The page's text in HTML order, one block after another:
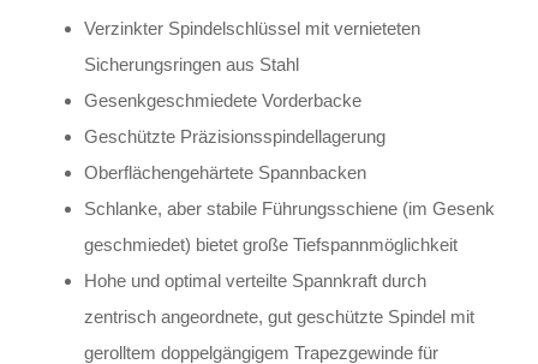
Verzinkter Spindelschlüssel mit vernieteten
Sicherungsringen aus Stahl
Gesenkgeschmiedete Vorderbacke
Geschützte Präzisionsspindellagerung
Oberflächengehärtete Spannbacken
Schlanke, aber stabile Führungsschiene (im Gesenk
geschmiedet) bietet große Tiefspannmöglichkeit
Hohe und optimal verteilte Spannkraft durch
zentrisch angeordnete, gut geschützte Spindel mit
gerolltem doppelgängigem Trapezgewinde für